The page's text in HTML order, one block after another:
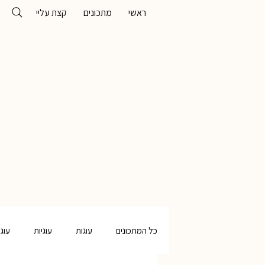
ראשי מתכונים קצת עליי
כל המתכונים עוגות עוגיות